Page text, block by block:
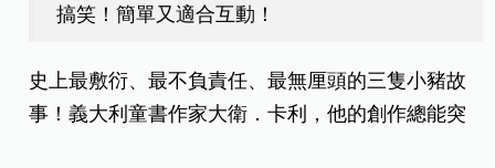
搞笑！簡單又適合互動！
史上最敷衍、最不負責任、最無厘頭的三隻小豬故
事！義大利童書作家大衛．卡利，他的創作總能突